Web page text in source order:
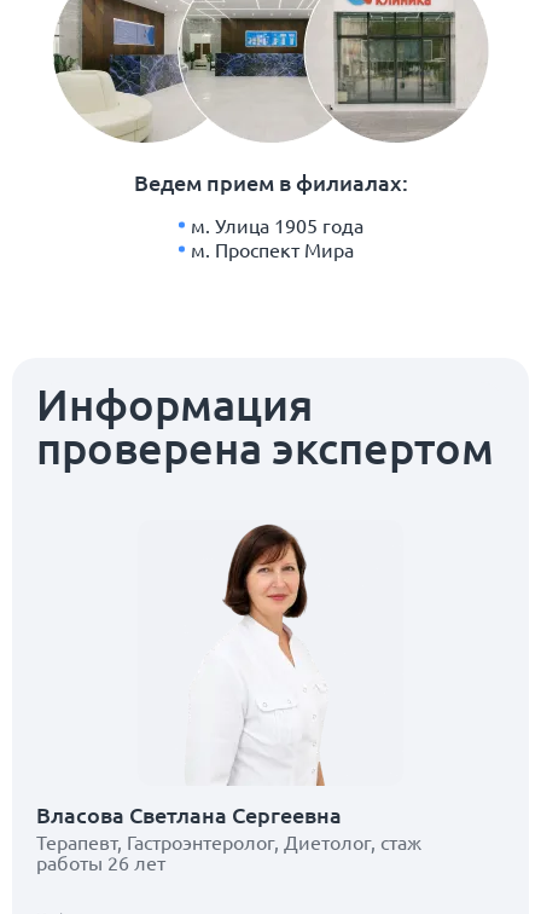
Ведем прием в филиалах:
м. Улица 1905 года
м. Проспект Мира
Информация
проверена экспертом
Власова Светлана Сергеевна
Терапевт, Гастроэнтеролог, Диетолог, стаж
работы 26 лет